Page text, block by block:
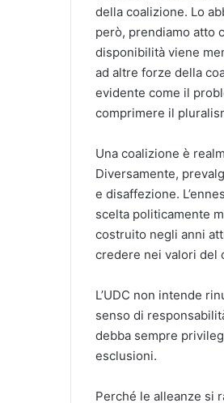
della coalizione. Lo
però, prendiamo atto
disponibilità viene
ad altre forze della
evidente come il
comprimere il
Una coalizione è
Diversamente,
e disaffezione.
scelta politicamente
costruito negli anni
credere nei valori del
L’UDC non intende
senso di
debba sempre
esclusioni.
Perché le alleanze si